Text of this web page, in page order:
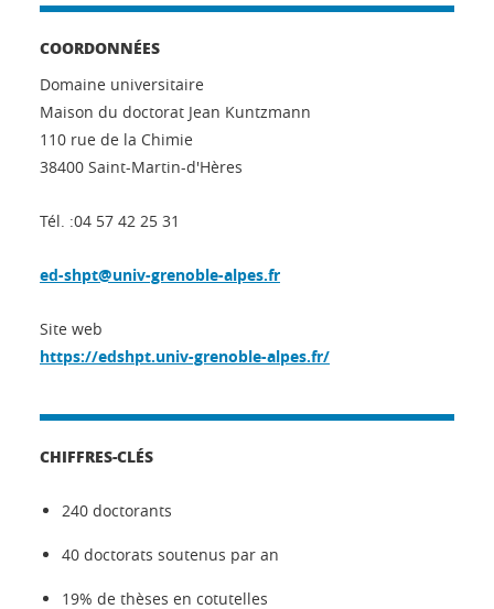
COORDONNÉES
Domaine universitaire
Maison du doctorat Jean Kuntzmann
110 rue de la Chimie
38400 Saint-Martin-d'Hères
Tél. :04 57 42 25 31
ed-shpt@univ-grenoble-alpes.fr
Site web
https://edshpt.univ-grenoble-alpes.fr/
CHIFFRES-CLÉS
240 doctorants
40 doctorats soutenus par an
19% de thèses en cotutelles